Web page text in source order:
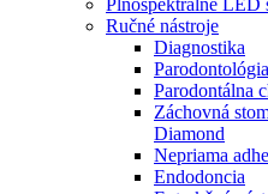
Ručné nástroje
Diagnostika
Parodontálna
Záchovná
Diamond
Nepriama
Endodoncia